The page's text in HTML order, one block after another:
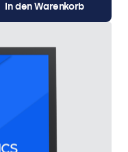
In den Warenkorb